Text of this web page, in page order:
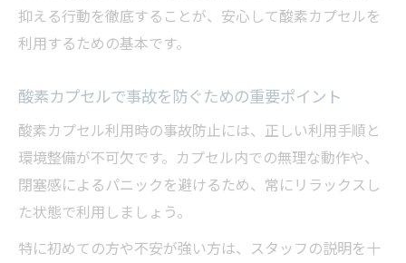
例
酸素カプセルでパフォーマンス向上する理
は
酸素カプセル活用による疲労回復の実際
スポーツ現場での酸素カプセル利用のポイ
抑える行動を徹底することが、安心して酸素カプセルを
利用するための基本です。
酸素カプセルで事故を防ぐための重要ポイント
酸素カプセル利用時の事故防止には、正しい利用手順と
環境整備が不可欠です。カプセル内での無理な動作や、
閉塞感によるパニックを避けるため、常にリラックスし
た状態で利用しましょう。
特に初めての方や不安が強い方は、スタッフの説明を十